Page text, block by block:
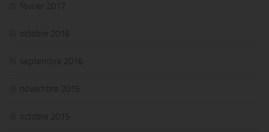
février 2017
octobre 2016
septembre 2016
novembre 2015
octobre 2015